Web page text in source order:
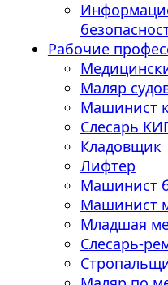
Рабочие
Маляр
Машинист
Слесарь
Кладовщик
Лифтер
Машинист
Машинист
Младшая
Слесарь-